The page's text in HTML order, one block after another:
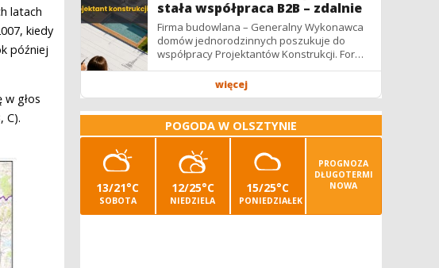
latach
kiedy
później
głos
C).
stała współpraca B2B – zdalnie
Firma budowlana – Generalny Wykonawca
domów jednorodzinnych poszukuje do
współpracy Projektantów Konstrukcji. Forma
współpracy: B2B / podwykonawstwo –
więcej
POGODA W OLSZTYNIE
13/21°C
SOBOTA
12/25°C
NIEDZIELA
15/25°C
PONIEDZIAŁEK
PROGNOZA
DŁUGOTERMI
NOWA